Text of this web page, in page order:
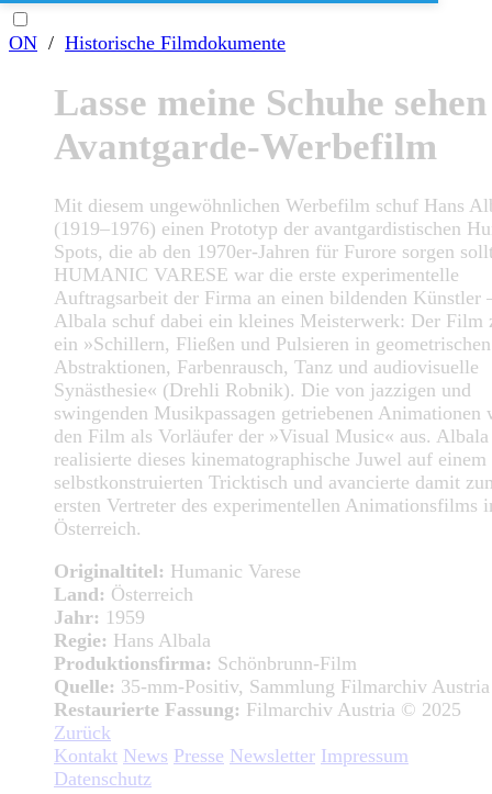
ON / Historische Filmdokumente
Lasse meine Schuhe
Avantgarde-Werbefilm
Mit diesem ungewöhnlichen Werbefilm schuf Hans
(1919–1976) einen Prototyp der avantgardistischen
Spots, die ab den 1970er-Jahren für Furore sorgen
HUMANIC VARESE war die erste experimentelle
Auftragsarbeit der Firma an einen bildenden Künstler
Albala schuf dabei ein kleines Meisterwerk: Der Film
ein »Schillern, Fließen und Pulsieren in geometrischen
Abstraktionen, Farbenrausch, Tanz und audiovisuelle
Synästhesie« (Drehli Robnik). Die von jazzigen und
swingenden Musikpassagen getriebenen Animationen
den Film als Vorläufer der »Visual Music« aus. Albala
realisierte dieses kinematographische Juwel auf einem
selbstkonstruierten Tricktisch und avancierte damit
ersten Vertreter des experimentellen Animationsfilms
Österreich.
Originaltitel: Humanic Varese
Land: Österreich
Jahr: 1959
Regie: Hans Albala
Produktionsfirma: Schönbrunn-Film
Quelle: 35-mm-Positiv, Sammlung Filmarchiv Austria
Restaurierte Fassung: Filmarchiv Austria © 2025
Zurück
Kontakt News Presse Newsletter Impressum
Datenschutz